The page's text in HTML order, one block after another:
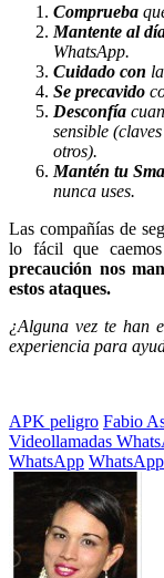
Comprueba
Mantente al
WhatsApp.
Cuidado con
Se precavido
Desconfía
sensible
otros).
Mantén tu
nunca uses.
Las compañías de
lo fácil que
precaución nos
estos ataques.
¿Alguna vez te han
experiencia para
Etiquetado
con:
APK peligro Fabio
Videollamadas
WhatsApp